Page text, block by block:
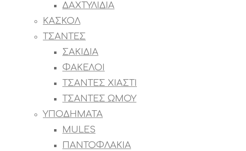
ΔΑΧΤΥΛΙΔΙΑ
ΚΑΣΚΟΛ
ΤΣΑΝΤΕΣ
ΣΑΚΙΔΙΑ
ΦΑΚΕΛΟΙ
ΤΣΑΝΤΕΣ ΧΙΑΣΤΙ
ΤΣΑΝΤΕΣ ΩΜΟΥ
ΥΠΟΔΗΜΑΤΑ
MULES
ΠΑΝΤΟΦΛΑΚΙΑ